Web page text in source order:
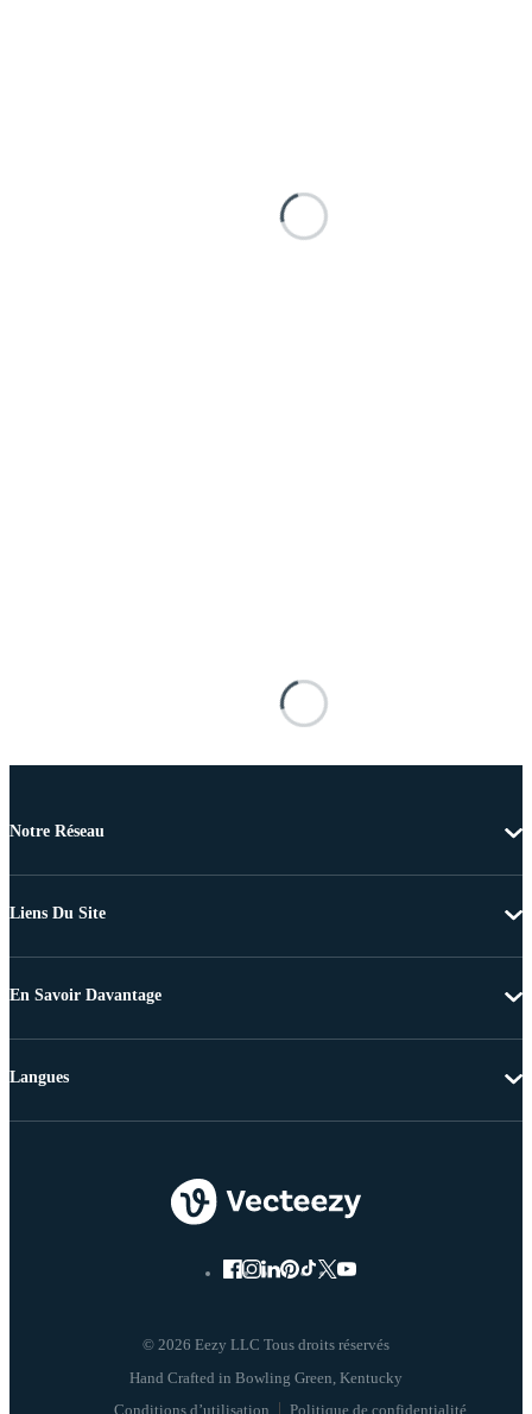
Notre Réseau
Liens Du Site
En Savoir Davantage
© 2026 Eezy LLC Tous droits réservés
Conditions d’utilisation Politique de confidentialité
Langues